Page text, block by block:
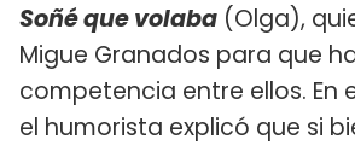
Soñé que volaba (Olga),
Migue Granados para que
competencia entre ellos. En
el humorista explicó que si